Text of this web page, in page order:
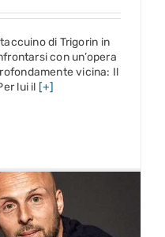
di Trigorin in
con un’opera
vicina: Il
lui il [+]